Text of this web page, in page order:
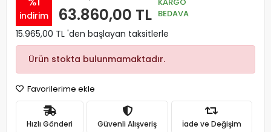
indirim 63.860,00 TL BEDAVA
15.965,00 TL 'den başlayan taksitlerle
Ürün stokta bulunmamaktadır.
Favorilerime ekle
Hızlı Gönderi Güvenli Alışveriş İade ve Değişim